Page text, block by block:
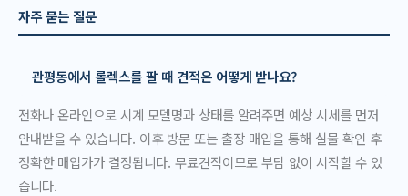
자주 묻는 질문
관평동에서 롤렉스를 팔 때 견적은 어떻게 받나요?
전화나 온라인으로 시계 모델명과 상태를 알려주면 예상 시세를 먼저
안내받을 수 있습니다. 이후 방문 또는 출장 매입을 통해 실물 확인 후
정확한 매입가가 결정됩니다. 무료견적이므로 부담 없이 시작할 수 있
습니다.